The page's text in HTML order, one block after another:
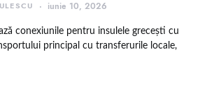
iunie 10, 2026
conexiunile pentru insulele grecești cu
principal cu transferurile locale,